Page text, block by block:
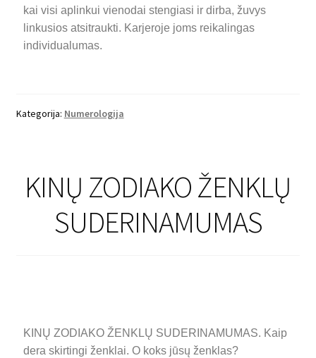
kai visi aplinkui vienodai stengiasi ir dirba, žuvys
linkusios atsitraukti. Karjeroje joms reikalingas
individualumas.
Kategorija: Numerologija
KINŲ ZODIAKO ŽENKLŲ
SUDERINAMUMAS
KINŲ ZODIAKO ŽENKLŲ SUDERINAMUMAS. Kaip
dera skirtingi ženklai. O koks jūsų ženklas?